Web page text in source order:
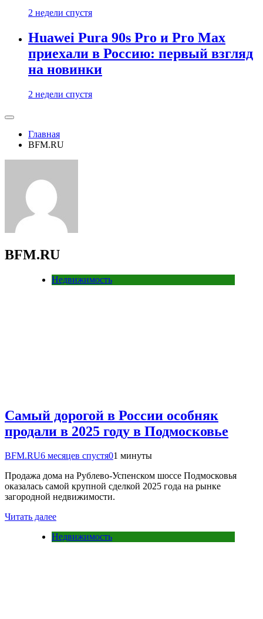
2 недели спустя
Huawei Pura 90s Pro и Pro Max
приехали в Россию: первый взгляд
на новинки
2 недели спустя
Главная
BFM.RU
BFM.RU
Недвижимость
Самый дорогой в России особняк
продали в 2025 году в Подмосковье
BFM.RU6 месяцев спустя01 минуты
Продажа дома на Рублево-Успенском шоссе Подмосковья
оказалась самой крупной сделкой 2025 года на рынке
загородной недвижимости.
Читать далее
Недвижимость